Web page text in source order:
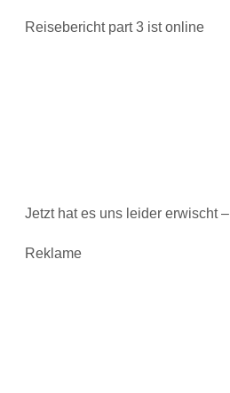
Reisebericht part 3 ist online
Jetzt hat es uns leider erwischt –
Reklame